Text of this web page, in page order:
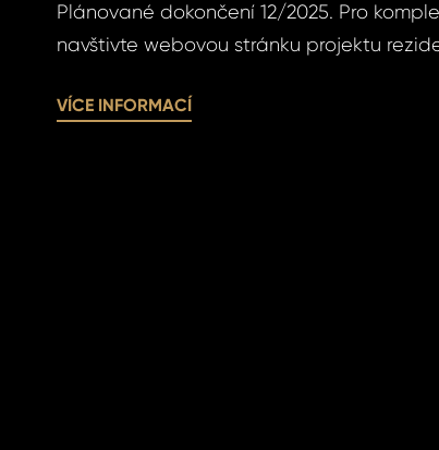
Plánované dokončení 12/2025. Pro
navštivte webovou stránku projektu
VÍCE INFORMACÍ